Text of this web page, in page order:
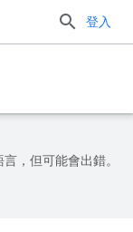
登入
，但可能會出錯。